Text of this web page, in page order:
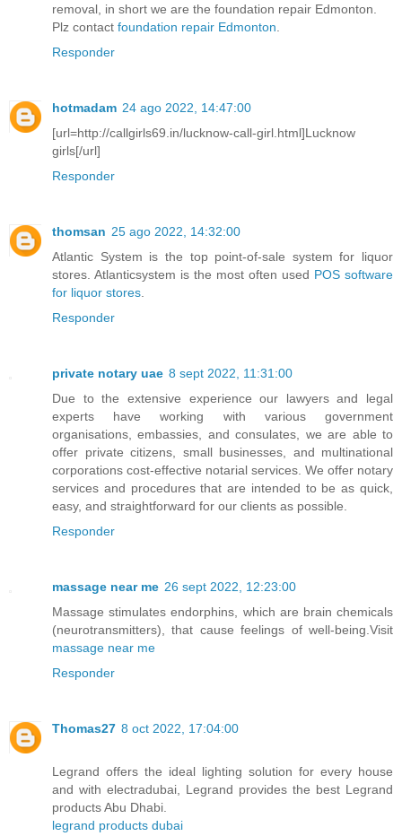
removal, in short we are the foundation repair Edmonton.
Plz contact foundation repair Edmonton
Responder
hotmadam 24 ago 2022, 14:47:00
[url=http://callgirls69.in/lucknow-call-girl.html]Lucknow
girls[/url]
Responder
thomsan 25 ago 2022, 14:32:00
Atlantic System is the top point-of-sale system for liquor
stores. Atlanticsystem is the most often used POS software
for liquor stores
Responder
private notary uae 8 sept 2022, 11:31:00
Due to the extensive experience our lawyers and legal
experts have working with various government
organisations, embassies, and consulates, we are able to
offer private citizens, small businesses, and multinational
corporations cost-effective notarial services. We offer notary
services and procedures that are intended to be as quick,
easy, and straightforward for our clients as possible.
Responder
massage near me 26 sept 2022, 12:23:00
Massage stimulates endorphins, which are brain chemicals
(neurotransmitters), that cause feelings of well-being.Visit
massage near me
Responder
Thomas27 8 oct 2022, 17:04:00
Legrand offers the ideal lighting solution for every house
and with electradubai, Legrand provides the best Legrand
products Abu Dhabi.
legrand products dubai